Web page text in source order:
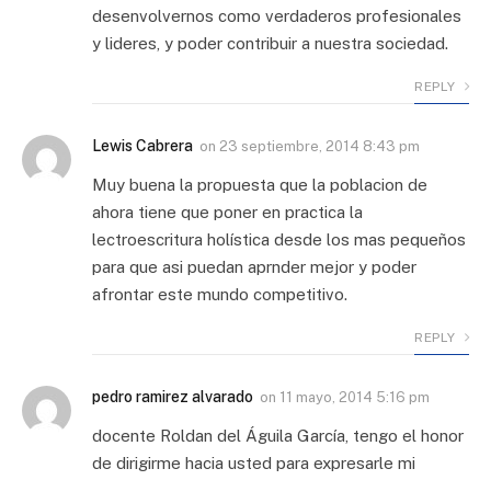
desenvolvernos como verdaderos profesionales
y lideres, y poder contribuir a nuestra sociedad.
REPLY
Lewis Cabrera on 23 septiembre, 2014 8:43 pm
Muy buena la propuesta que la poblacion de
ahora tiene que poner en practica la
lectroescritura holística desde los mas pequeños
para que asi puedan aprnder mejor y poder
afrontar este mundo competitivo.
REPLY
pedro ramirez alvarado on 11 mayo, 2014 5:16 pm
docente Roldan del Águila García, tengo el honor
de dirigirme hacia usted para expresarle mi